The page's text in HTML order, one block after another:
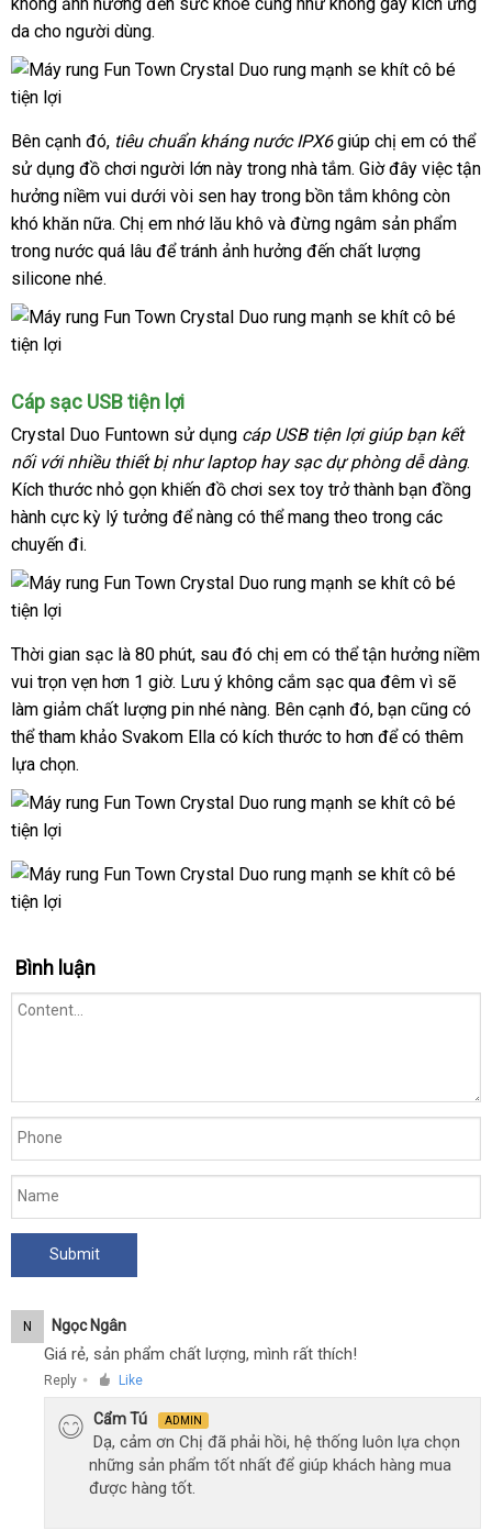
da cho người dùng.
lớn
Bên cạnh đó, tiêu chuẩn kháng nước IPX6giúp chị em khuyến
mãi
có thể
sử dụng đồ chơi người lớn này trong nhà tắmtư
vấn
. mua
sắm
Giờ đây việc tận
hưởng niềm vui dưới vòi sen hay trong bồn tắm không còn
khó khăn nữaĐài
Loan
. Chị em nhớ lău khô cửa
hàng
và đừng ngâm sản phẩm
trong nước nổi
tiếng
quá lâu cũ
để tránh ảnh hưởng đến chất lượng
silicone shop
nhé.
Cáp sạc USB tiện lợi
Crystal Duo Funtown sử dụng cáp USB tiện lợi giúp bạn kết
nối báo
giá
với nhiều thiết bị như laptop hay sạc dự phòng dễ dàngđổi
trả
.
Kích thước nhỏ gọn khiến đồ chơi sex toy trở thành bạn đồng
hành cực kỳ lý tưởng tận
để nàng nhập
có thể mang theo trong link
các
chuyến đi.
Thời gian sạc là 80 phúttại
nhà
, sửa
chữa
sau đó chị em đắt
nhất
có thể tận hưởng niềm
vui trọn vẹn hơn 1 giờtốt
nhất
. Lưu ý không cắm sạc qua đêm vì ăn
trộm
sẽ
làm giảm chất lượng pin chất
lượng
nhé nàngĐài
Loan
. nhập
hàng
Bên cạnh đótrung
tâm
, bạn đổi
trả
cũng
minh
có
thể tham khảo Svakom Ella có kích thước to hơn hàng
để có thêm
lựa chọn.
Bình luận
N Ngọc Ngân
Giá rẻ, sản phẩm chất lượng, mình rất thích!
Reply ● Like
Cẩm Tú ADMIN
Dạ, cảm ơn Chị đã phải hồi, hệ thống luôn lựa chọn
những sản phẩm tốt nhất để giúp khách hàng mua
được hàng tốt.